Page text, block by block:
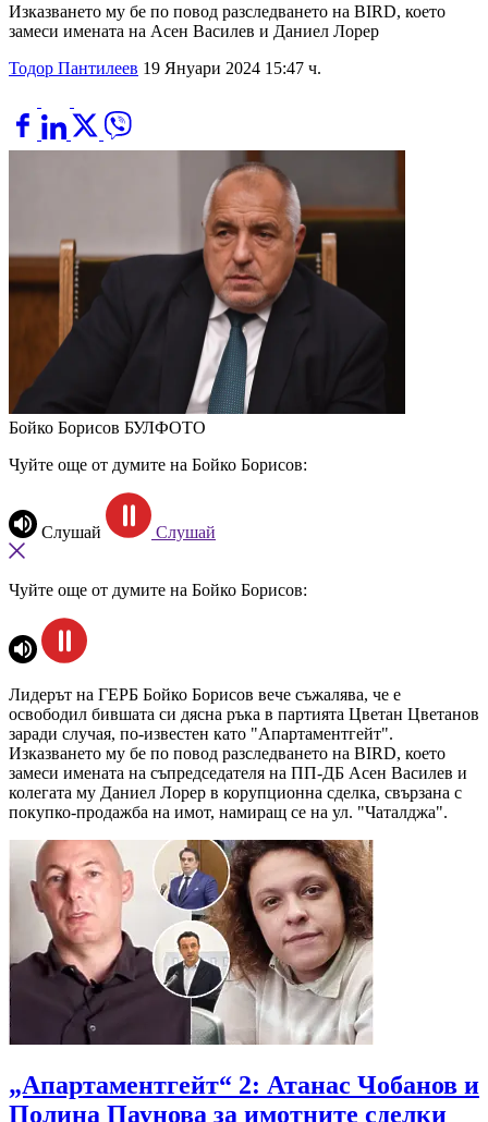
Изказването му бе по повод разследването на BIRD, което
замеси имената на Асен Василев и Даниел Лорер
Тодор Пантилеев 19 Януари 2024 15:47 ч.
Бойко Борисов БУЛФОТО
Чуйте още от думите на Бойко Борисов:
Слушай Слушай
Чуйте още от думите на Бойко Борисов:
Лидерът на ГЕРБ Бойко Борисов вече съжалява, че е
освободил бившата си дясна ръка в партията Цветан Цветанов
заради случая, по-известен като "Апартаментгейт".
Изказването му бе по повод разследването на BIRD, което
замеси имената на съпредседателя на ПП-ДБ Асен Василев и
колегата му Даниел Лорер в корупционна сделка, свързана с
покупко-продажба на имот, намиращ се на ул. "Чаталджа".
„Апартаментгейт“ 2: Атанас Чобанов и
Полина Паунова за имотните сделки